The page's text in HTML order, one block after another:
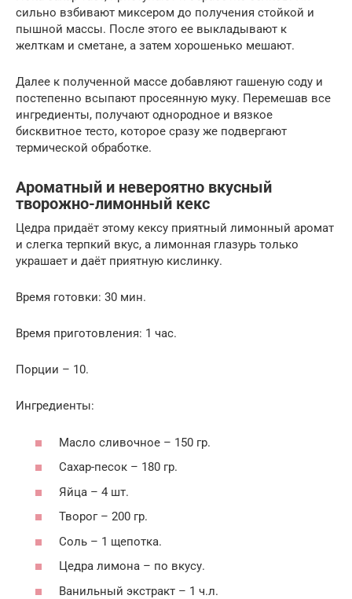
сильно взбивают миксером до получения стойкой и
пышной массы. После этого ее выкладывают к
желткам и сметане, а затем хорошенько мешают.
Далее к полученной массе добавляют гашеную соду и
постепенно всыпают просеянную муку. Перемешав все
ингредиенты, получают однородное и вязкое
бисквитное тесто, которое сразу же подвергают
термической обработке.
Ароматный и невероятно вкусный
творожно-лимонный кекс
Цедра придаёт этому кексу приятный лимонный аромат
и слегка терпкий вкус, а лимонная глазурь только
украшает и даёт приятную кислинку.
Время готовки: 30 мин.
Время приготовления: 1 час.
Порции – 10.
Ингредиенты:
Масло сливочное – 150 гр.
Сахар-песок – 180 гр.
Яйца – 4 шт.
Творог – 200 гр.
Соль – 1 щепотка.
Цедра лимона – по вкусу.
Ванильный экстракт – 1 ч.л.